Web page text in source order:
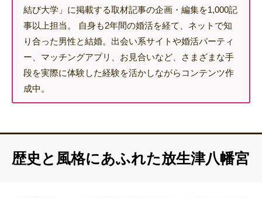
結び大学」に掲載する取材記事の企画・編集を1,000記
事以上担当。 自身も2年間の婚活を経て、ネットで知
り合った男性と結婚。出会い系サイトや婚活パーティ
ー、マッチングアプリ、お見合いなど、さまざまな手
段を実際に体験した経験を活かしながらコンテンツ作
成中。
歴史と風格にあふれた放生津八幡宮